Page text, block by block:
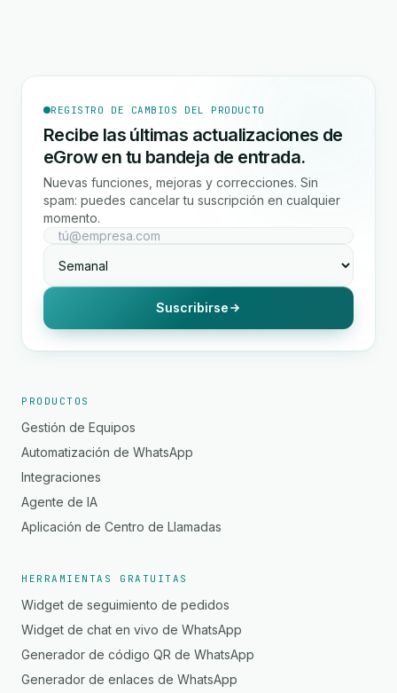
REGISTRO DE CAMBIOS DEL PRODUCTO
Recibe las últimas actualizaciones de
eGrow en tu bandeja de entrada.
Nuevas funciones, mejoras y correcciones. Sin
spam: puedes cancelar tu suscripción en cualquier
momento.
Suscribirse
PRODUCTOS
Gestión de Equipos
Automatización de WhatsApp
Integraciones
Agente de IA
Aplicación de Centro de Llamadas
HERRAMIENTAS GRATUITAS
Widget de seguimiento de pedidos
Widget de chat en vivo de WhatsApp
Generador de código QR de WhatsApp
Generador de enlaces de WhatsApp